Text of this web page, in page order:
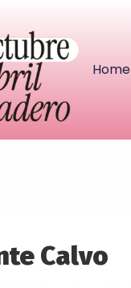
Home
Calvo